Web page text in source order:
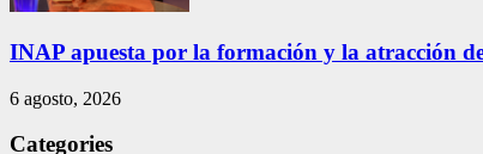
INAP apuesta por la formación y la atracción
6 agosto, 2026
Categories